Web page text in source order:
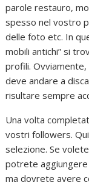
parole restauro,
spesso nel vostro
delle foto etc. In
mobili antichi” si
profili.
deve andare a
risultare sempre
Una volta
vostri followers.
selezione. Se
potrete aggiungere
ma dovrete avere